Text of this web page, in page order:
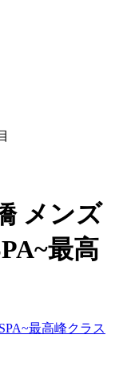
メンズ
最高